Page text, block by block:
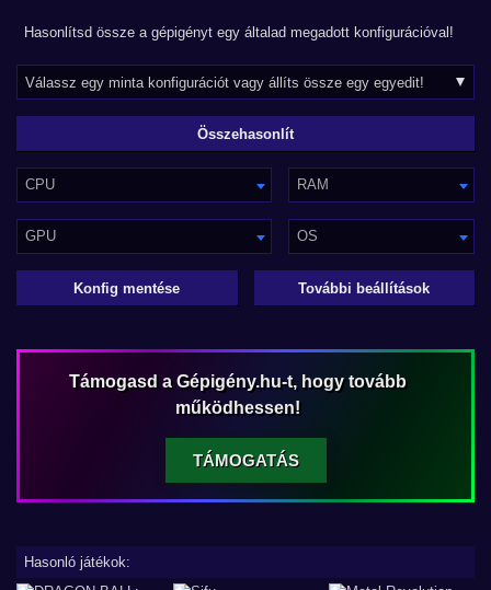
Hasonlítsd össze a gépigényt egy általad megadott konfigurációval!
CPU RAM
GPU OS
Konfig mentése További beállítások
Támogasd a Gépigény.hu-t, hogy tovább
működhessen!
TÁMOGATÁS
Hasonló játékok: